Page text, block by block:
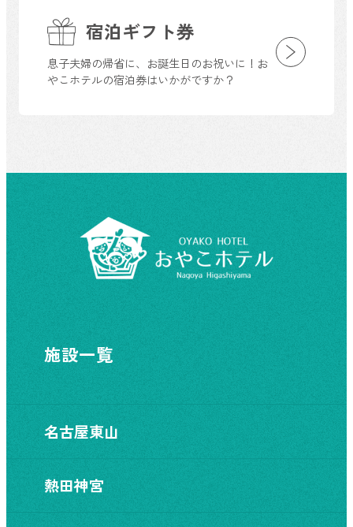
宿泊ギフト券
息子夫婦の帰省に、お誕生日のお祝いに！お
やこホテルの宿泊券はいかがですか？
施設一覧
名古屋東山
熱田神宮